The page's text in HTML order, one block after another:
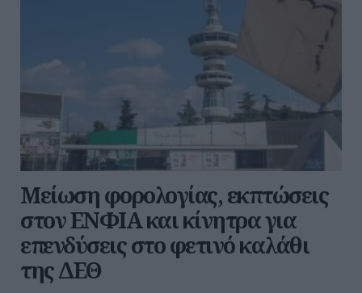
Μείωση φορολογίας, εκπτώσεις
στον ΕΝΦΙΑ και κίνητρα για
επενδύσεις στο φετινό καλάθι
της ΔΕΘ